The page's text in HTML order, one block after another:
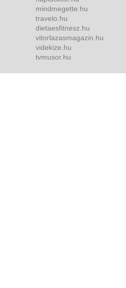
mindmegette.hu
travelo.hu
dietaesfitnesz.hu
vitorlazasmagazin.hu
videkize.hu
tvmusor.hu